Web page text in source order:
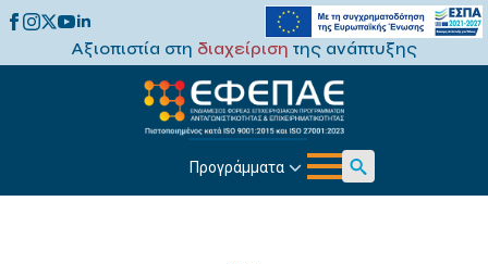
Αξιοπιστία στη διαχείριση της ανάπτυξης
Προγράμματα
Search